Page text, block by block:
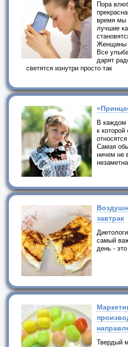
Пора
время мы
лучшие
Женщины
Все
дарят
светятся изнутри просто так
В каждом
к которой
Самая
ничем не
завтрак
самый
день - это
Твердый